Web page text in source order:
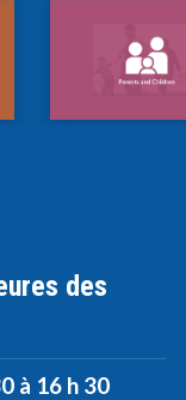
des
à 16 h 30